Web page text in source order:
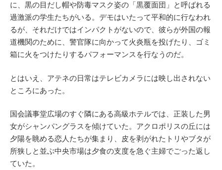
に、黒の目だし帽や防毒マスク姿の「黒覆面団」と呼ばれる
過激派の学生たちがいる。デモはいたって平和的に行なわれ
るが、それだけではインパクトがないので、彼らが外国の報
道機関のために、警官隊に向かって火炎瓶を投げたり、ゴミ
箱に火をつけたりするパフォーマンスを行なうのだ。
とはいえ、アテネの日常はテレビカメラには映し出されない
ところにあった。
国会議事堂広場のすぐ隣にある高級ホテルでは、正装した男
女がシャンパングラスを傾けていた。アクロポリスの丘には
夕陽を眺める恋人たちが集まり、皮を剥がれたトリやブタが
所狭しと並ぶ中央市場は夕食の支度を急ぐ主婦でごった返し
ていた。